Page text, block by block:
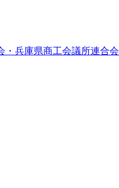
・兵庫県商工会議所連合会